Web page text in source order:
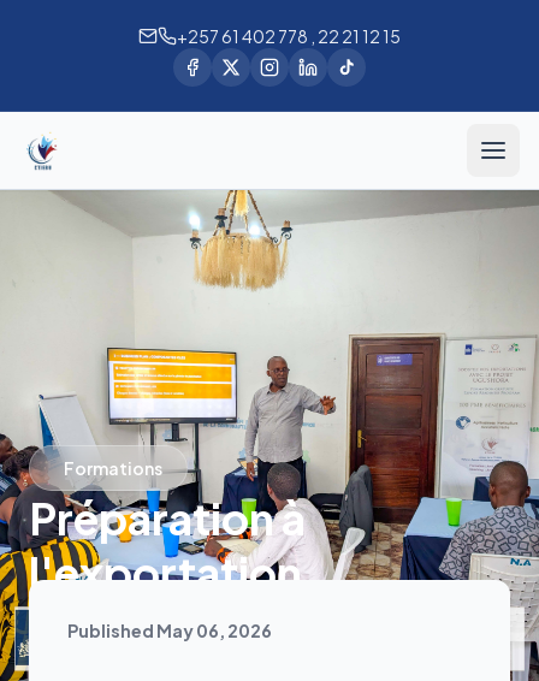
+257 61 402 778 , 22 21 12 15
Formations
Préparation à
l'exportation
Published May 06, 2026